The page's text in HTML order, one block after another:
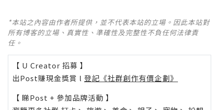
*本站之內容由作者所提供，並不代表本站的立場。因此本站對
所有博客的立場、真實性、準確性及完整性不負任何法律責
任。
【 U Creator 招募 】
出Post賺現金獎賞 l 登記《社群創作有價企劃》
【 睇Post + 參加品牌活動 】